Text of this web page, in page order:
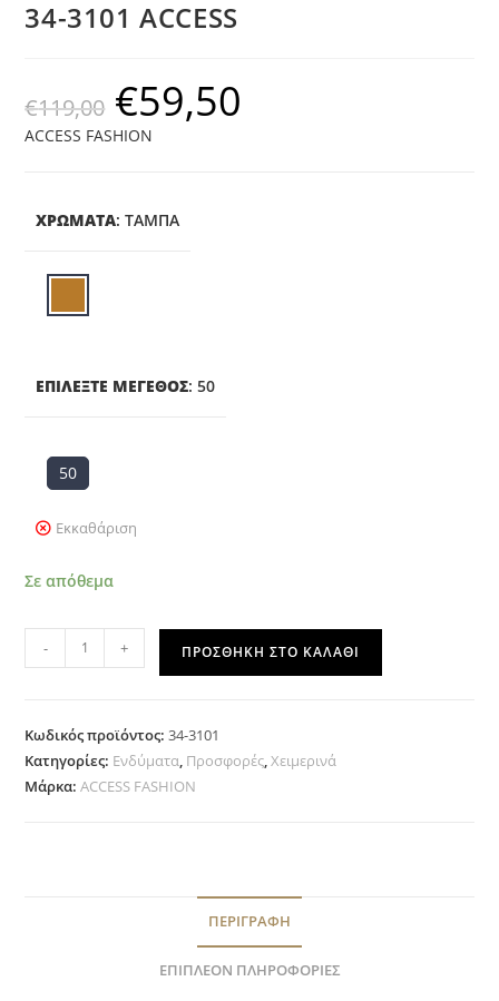
34-3101 ACCESS
€119,00 €59,50
ACCESS FASHION
ΧΡΩΜΑΤΑ: ΤΑΜΠΆ
ΕΠΙΛΈΞΤΕ ΜΈΓΕΘΟΣ: 50
50
Εκκαθάριση
Σε απόθεμα
- + ΠΡΟΣΘΉΚΗ ΣΤΟ ΚΑΛΆΘΙ
Κωδικός προϊόντος:34-3101
Κατηγορίες: Ενδύματα Προσφορές ,Χειμερινά
Μάρκα:ACCESS FASHION
ΠΕΡΙΓΡΑΦΉ
ΕΠΙΠΛΈΟΝ ΠΛΗΡΟΦΟΡΊΕΣ